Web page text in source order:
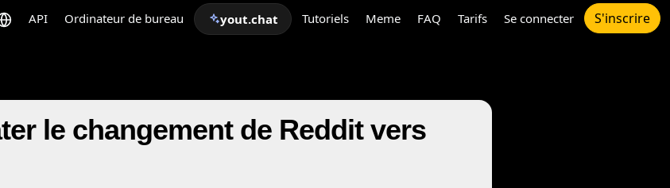
API Ordinateur de bureau yout.chat Tutoriels Meme FAQ Tarifs Se connecter S'inscrire
le changement de Reddit vers